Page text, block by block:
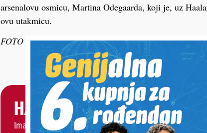
arsenalovu osmicu, Martina Odegaarda, koji je, uz
ovu utakmicu.
FOTO Imago
HALO, PODRAVSKI!
Imate priču, vijest, fotku ili video?